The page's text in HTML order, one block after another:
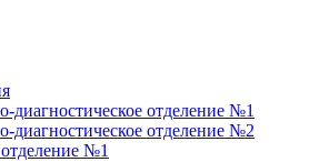
диагностическое отделение №1
диагностическое отделение №2
№1